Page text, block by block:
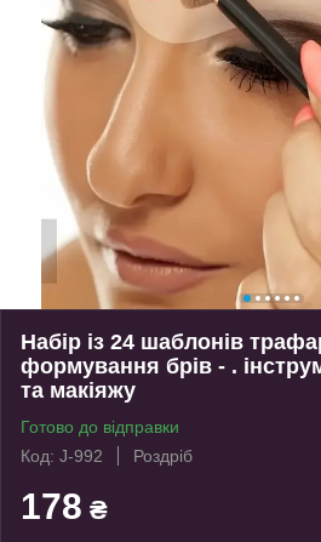
Набір із 24 шаблонів
формування брів - .
та макіяжу
Готово до відправки
Код: J-992
Роздріб
178 ₴